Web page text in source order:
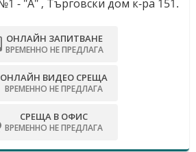
- "А" , Търговски дом к-ра 151.
ОНЛАЙН ЗАПИТВАНЕ
ВРЕМЕННО НЕ ПРЕДЛАГА
ОНЛАЙН ВИДЕО СРЕЩА
ВРЕМЕННО НЕ ПРЕДЛАГА
СРЕЩА В ОФИС
ВРЕМЕННО НЕ ПРЕДЛАГА